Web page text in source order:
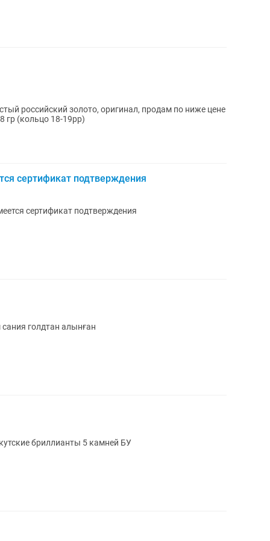
российский золото, оригинал, продам по ниже цене
гр (кольцо 18-19рр)
сертификат подтверждения
сертификат подтверждения
голдтан алынған
бриллианты 5 камней БУ